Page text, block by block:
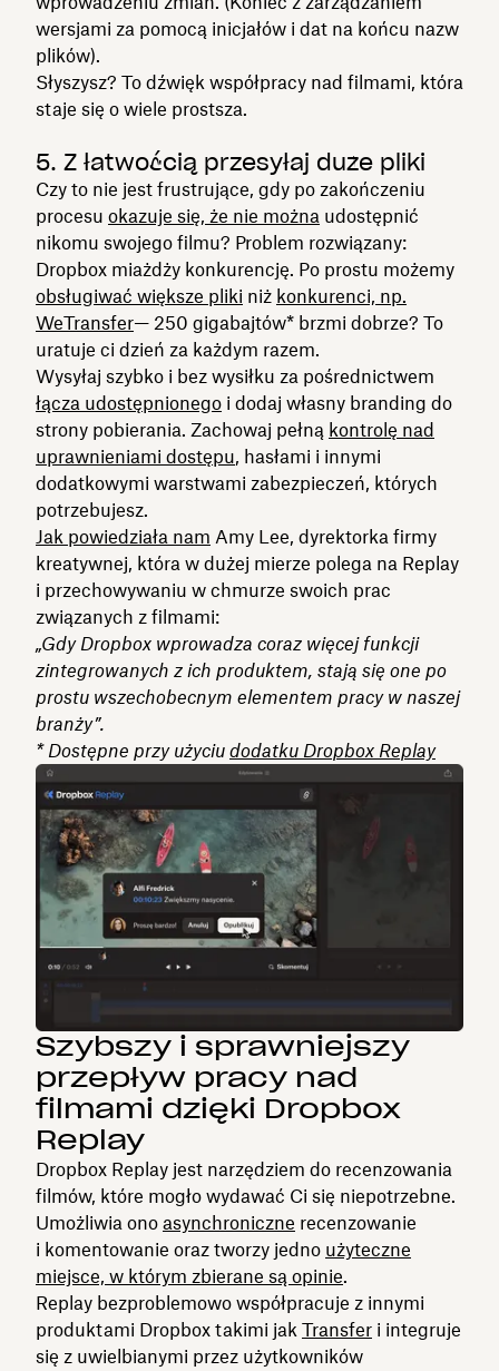
wersjami za pomocą inicjałów i dat na końcu nazw
plików).
Słyszysz? To dźwięk współpracy nad filmami, która
staje się o wiele prostsza.
5. Z łatwością przesyłaj duże pliki
Czy to nie jest frustrujące, gdy po zakończeniu
procesu okazuje się, że nie można udostępnić
nikomu swojego filmu? Problem rozwiązany:
Dropbox miażdży konkurencję. Po prostu możemy
obsługiwać większe pliki niż konkurenci, np.
WeTransfer— 250 gigabajtów* brzmi dobrze? To
uratuje ci dzień za każdym razem.
Wysyłaj szybko i bez wysiłku za pośrednictwem
łącza udostępnionego i dodaj własny branding do
strony pobierania. Zachowaj pełną kontrolę nad
uprawnieniami dostępu, hasłami i innymi
dodatkowymi warstwami zabezpieczeń, których
potrzebujesz.
Jak powiedziała nam Amy Lee, dyrektorka firmy
kreatywnej, która w dużej mierze polega na Replay
i przechowywaniu w chmurze swoich prac
związanych z filmami:
„Gdy Dropbox wprowadza coraz więcej funkcji
zintegrowanych z ich produktem, stają się one po
prostu wszechobecnym elementem pracy w naszej
branży”.
* Dostępne przy użyciu dodatku Dropbox Replay
Szybszy i sprawniejszy
przepływ pracy nad
filmami dzięki Dropbox
Replay
Dropbox Replay jest narzędziem do recenzowania
filmów, które mogło wydawać Ci się niepotrzebne.
Umożliwia ono asynchroniczne recenzowanie
i komentowanie oraz tworzy jedno użyteczne
miejsce, w którym zbierane są opinie.
Replay bezproblemowo współpracuje z innymi
produktami Dropbox takimi jak Transfer i integruje
się z uwielbianymi przez użytkowników